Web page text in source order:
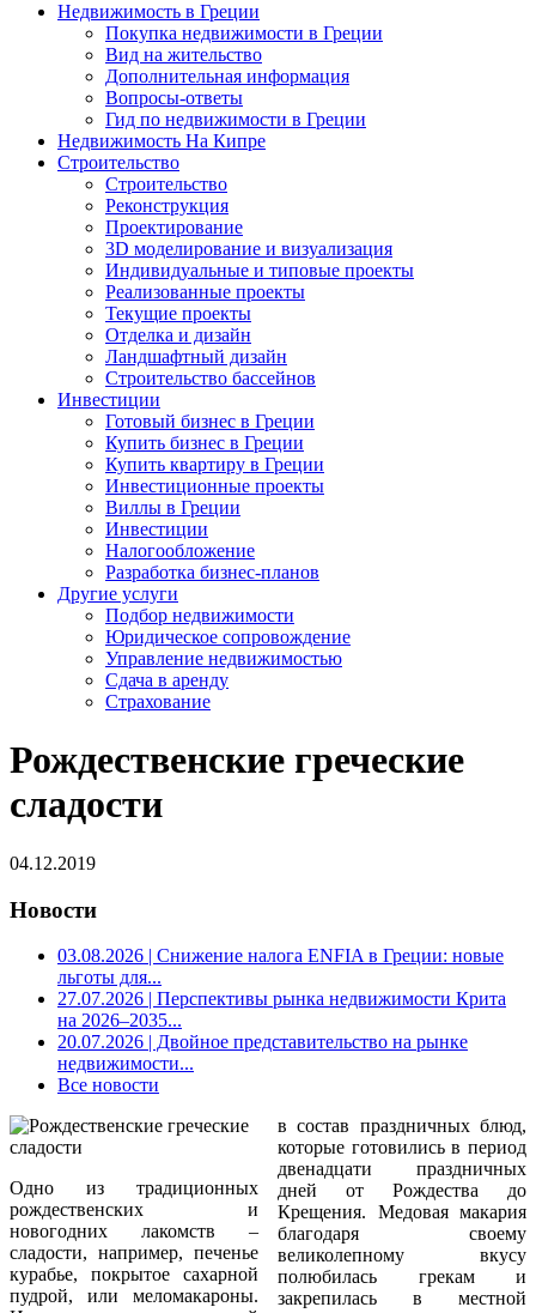
Недвижимость в Греции
Покупка недвижимости в Греции
Вид на жительство
Дополнительная информация
Вопросы-ответы
Гид по недвижимости в Греции
Недвижимость На Кипре
Строительство
Строительство
Реконструкция
Проектирование
3D моделирование и визуализация
Индивидуальные и типовые проекты
Реализованные проекты
Текущие проекты
Отделка и дизайн
Ландшафтный дизайн
Строительство бассейнов
Инвестиции
Готовый бизнес в Греции
Купить бизнес в Греции
Купить квартиру в Греции
Инвестиционные проекты
Виллы в Греции
Инвестиции
Налогообложение
Разработка бизнес-планов
Другие услуги
Подбор недвижимости
Юридическое сопровождение
Управление недвижимостью
Сдача в аренду
Страхование
Рождественские греческие
сладости
04.12.2019
Новости
03.08.2026 | Снижение налога ENFIA в Греции: новые
льготы для...
27.07.2026 | Перспективы рынка недвижимости Крита
на 2026–2035...
20.07.2026 | Двойное представительство на рынке
недвижимости...
Все новости
Одно из традиционных
рождественских и
новогодних лакомств –
сладости, например, печенье
курабье, покрытое сахарной
пудрой, или меломакароны.
в состав праздничных блюд,
которые готовились в период
двенадцати праздничных
дней от Рождества до
Крещения. Медовая макария
благодаря своему
великолепному вкусу
полюбилась грекам и
закрепилась в местной